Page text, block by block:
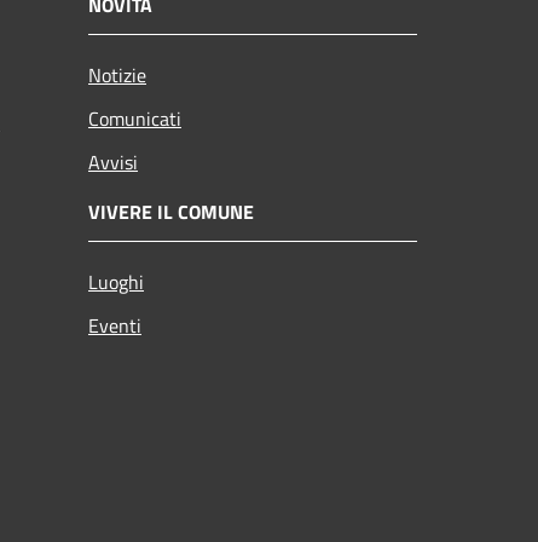
Notizie
Comunicati
Avvisi
VIVERE IL COMUNE
Luoghi
Eventi